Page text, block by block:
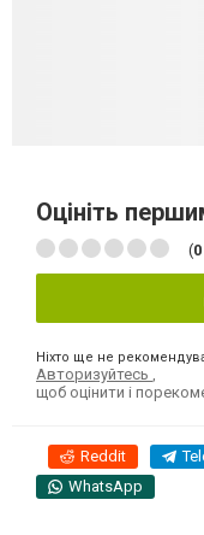
Оцініть
(0
Ніхто ще не
Авторизуйтесь
щоб оцінити і
Reddit
WhatsApp